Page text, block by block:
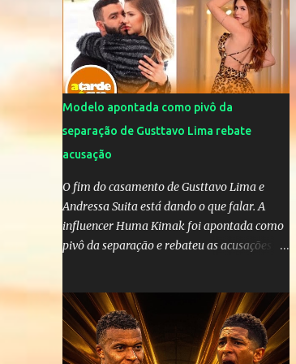
jogos para proteger o filho Brasil goleia a
China por 5 a 0 na estreia brasileira nas
olimpíadas de Tóquio. Marta marcou duas
vezes, Debinha, Andressa Alves e Bia
Zaneratto foram autoras dos gols. Juliette,
embaixadora ‎@Globoplay mandou um xero
para as meninas e falou do seu orgulho.
Modelo apontada como pivô da
separação de Gusttavo Lima rebate
acusação
O fim do casamento de Gusttavo Lima e
Andressa Suita está dando o que falar. A
influencer Huma Kimak foi apontada como
pivô da separação e rebateu as acusações
aqui, nunca pensei que um boato sem pé
nem cabeça pudesse ter esse tipo de
proporção. Queria esclarecer que eu e